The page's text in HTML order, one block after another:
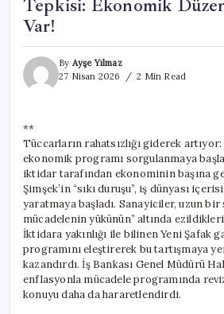
Tepkisi: Ekonomik
Var!
By Ayşe Yılmaz
27 Nisan 2026
2 Min Read
**
Tüccarların rahatsızlığı giderek
ekonomik programı sorgulanmaya
iktidar tarafından ekonominin başına
Şimşek’in “sıkı duruşu”, iş dünyası
yaratmaya başladı. Sanayiciler, uzun
mücadelenin yükünün” altında
İktidara yakınlığı ile bilinen Yeni Şafak
programını eleştirerek bu tartışmaya
kazandırdı. İş Bankası Genel Müdürü
enflasyonla mücadele programında
konuyu daha da hararetlendirdi.